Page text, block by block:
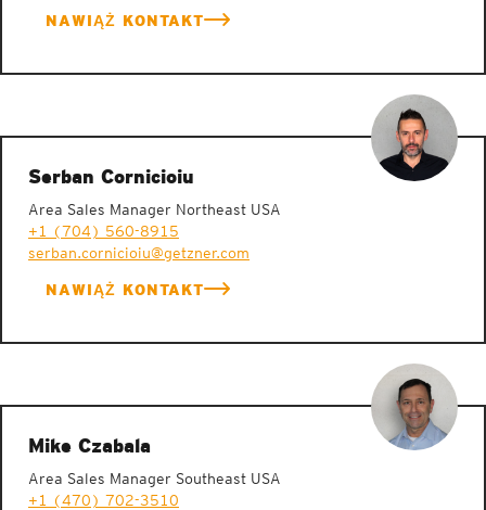
NAWIĄŻ KONTAKT
Serban Cornicioiu
Area Sales Manager Northeast USA
+1 (704) 560-8915
serban.cornicioiu@getzner.com
NAWIĄŻ KONTAKT
Mike Czabala
Area Sales Manager Southeast USA
+1 (470) 702-3510